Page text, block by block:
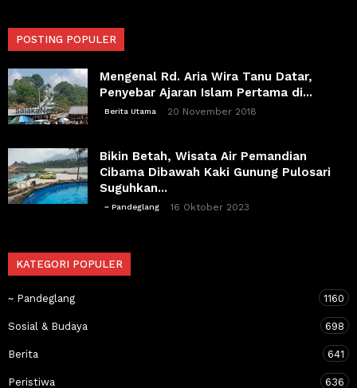
POSTING POPULER
Mengenal Rd. Aria Wira Tanu Datar,
Penyebar Ajaran Islam Pertama di...
Berita Utama 20 November 2018
Bikin Betah, Wisata Air Pemandian
Cibama Dibawah Kaki Gunung Pulosari
Suguhkan...
~ Pandeglang 16 Oktober 2023
KATEGORI POPULER
~ Pandeglang 1160
Sosial & Budaya 698
Berita 641
Peristiwa 636